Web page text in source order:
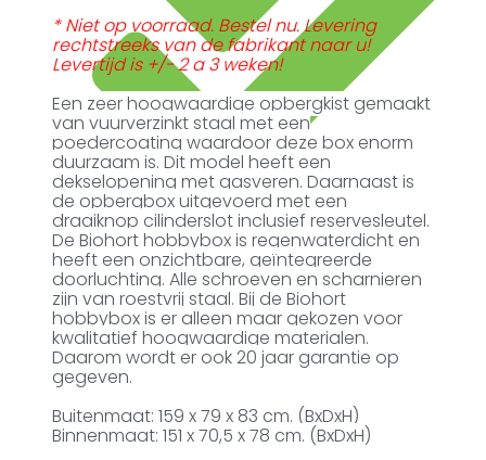
Kopersbescherming met Trusted Shops
* Niet op voorraad. Bestel nu. Levering
rechtstreeks van de fabrikant naar u!
Levertijd is +/- 2 a 3 weken!
Een zeer hoogwaardige opbergkist gemaakt
van vuurverzinkt staal met een
poedercoating waardoor deze box enorm
duurzaam is. Dit model heeft een
dekselopening met gasveren. Daarnaast is
de opbergbox uitgevoerd met een
draaiknop cilinderslot inclusief reservesleutel.
De Biohort hobbybox is regenwaterdicht en
heeft een onzichtbare, geïntegreerde
doorluchting. Alle schroeven en scharnieren
zijn van roestvrij staal. Bij de Biohort
hobbybox is er alleen maar gekozen voor
kwalitatief hoogwaardige materialen.
Daarom wordt er ook 20 jaar garantie op
gegeven.
Buitenmaat: 159 x 79 x 83 cm. (BxDxH)
Binnenmaat: 151 x 70,5 x 78 cm. (BxDxH)